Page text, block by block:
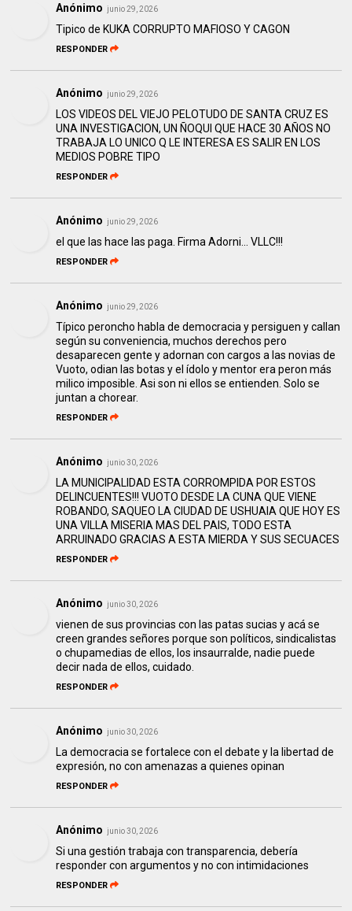
Anónimo junio 29, 2026
Tipico de KUKA CORRUPTO MAFIOSO Y CAGON
RESPONDER
Anónimo junio 29, 2026
LOS VIDEOS DEL VIEJO PELOTUDO DE SANTA CRUZ ES
UNA INVESTIGACION, UN ÑOQUI QUE HACE 30 AÑOS NO
TRABAJA LO UNICO Q LE INTERESA ES SALIR EN LOS
MEDIOS POBRE TIPO
RESPONDER
Anónimo junio 29, 2026
el que las hace las paga. Firma Adorni... VLLC!!!
RESPONDER
Anónimo junio 29, 2026
Típico peroncho habla de democracia y persiguen y callan
según su conveniencia, muchos derechos pero
desaparecen gente y adornan con cargos a las novias de
Vuoto, odian las botas y el ídolo y mentor era peron más
milico imposible. Asi son ni ellos se entienden. Solo se
juntan a chorear.
RESPONDER
Anónimo junio 30, 2026
LA MUNICIPALIDAD ESTA CORROMPIDA POR ESTOS
DELINCUENTES!!! VUOTO DESDE LA CUNA QUE VIENE
ROBANDO, SAQUEO LA CIUDAD DE USHUAIA QUE HOY ES
UNA VILLA MISERIA MAS DEL PAIS, TODO ESTA
ARRUINADO GRACIAS A ESTA MIERDA Y SUS SECUACES
RESPONDER
Anónimo junio 30, 2026
vienen de sus provincias con las patas sucias y acá se
creen grandes señores porque son políticos, sindicalistas
o chupamedias de ellos, los insaurralde, nadie puede
decir nada de ellos, cuidado.
RESPONDER
Anónimo junio 30, 2026
La democracia se fortalece con el debate y la libertad de
expresión, no con amenazas a quienes opinan
RESPONDER
Anónimo junio 30, 2026
Si una gestión trabaja con transparencia, debería
responder con argumentos y no con intimidaciones
RESPONDER